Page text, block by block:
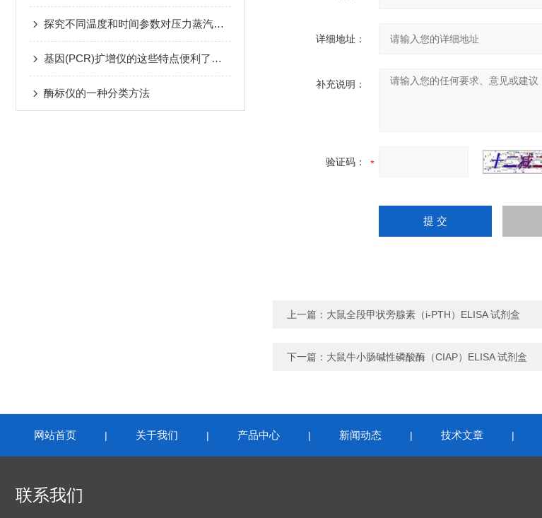
探究不同温度和时间参数对压力蒸汽灭菌器灭菌效果的影响
基因(PCR)扩增仪的这些特点便利了众多行业
酶标仪的一种分类方法
详细地址：
补充说明：
验证码：
上一篇： 大鼠全段甲状旁腺素（i-PTH）ELISA 试剂盒
下一篇： 大鼠牛小肠碱性磷酸酶（CIAP）ELISA 试剂盒
网站首页 | 关于我们 | 产品中心 | 新闻动态 | 技术文章 |
联系我们